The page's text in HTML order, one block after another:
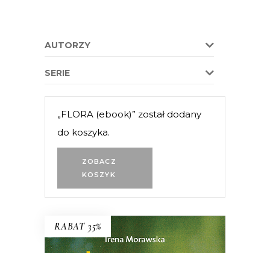
AUTORZY
SERIE
ZOBACZ
KOSZYK
„FLORA (ebook)” został dodany
do koszyka.
RABAT 35%
Życie mnie poplątało. Scenariusze